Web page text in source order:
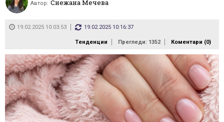
Автор: Снежана Мечева
19.02.2025 10:03:53 19.02.2025 10:16:37
Тенденции Прегледи: 1352 Коментари (0)